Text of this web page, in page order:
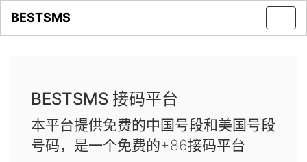
BESTSMS
BESTSMS 接码平台
本平台提供免费的中国号段和美国号段
号码，是一个免费的+86接码平台